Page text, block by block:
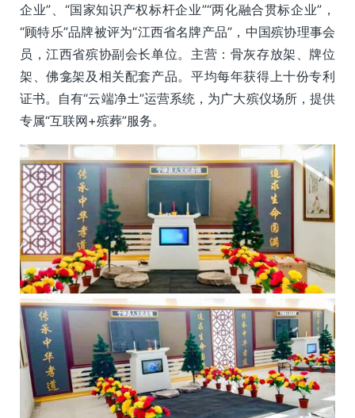
企业”、“国家知识产权标杆企业”“两化融合贯标企业”，
“顾特乐”品牌被评为“江西省名牌产品”，中国殡协理事会
员，江西省殡协副会长单位。主营：骨灰存放架、牌位
架、佛龛架及相关配套产品。平均每年获得上十份专利
证书。自有“云端净土”运营系统，为广大殡仪场所，提供
专属“互联网+殡葬”服务。